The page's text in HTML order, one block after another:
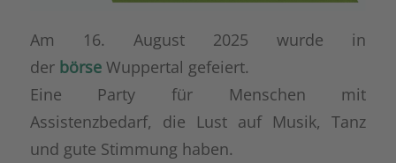
Am 16. August 2025 wurde in
der börseWuppertal gefeiert.
Eine Party für Menschen mit
Assistenzbedarf, die Lust auf Musik, Tanz
und gute Stimmung haben.